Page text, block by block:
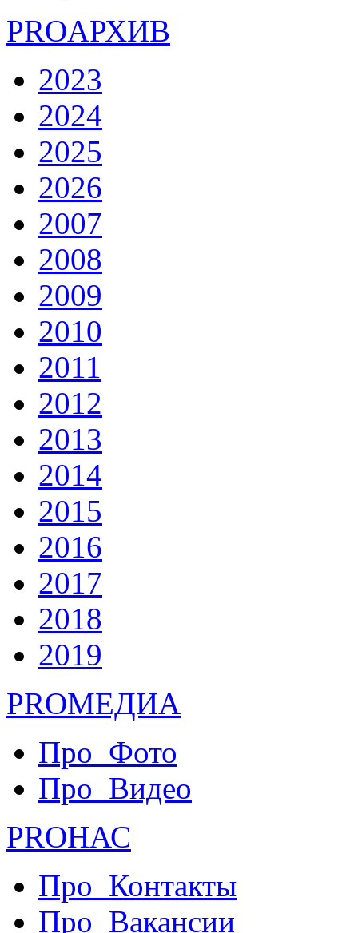
PROАРХИВ
2023
2024
2025
2026
2007
2008
2009
2010
2011
2012
2013
2014
2015
2016
2017
2018
2019
PROМЕДИА
Про_Фото
Про_Видео
PROНАС
Про_Контакты
Про_Вакансии